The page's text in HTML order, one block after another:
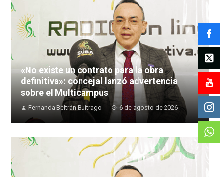
«No existe un contrato para la obra
definitiva»: concejal lanzó advertencia
sobre el Multicampus
Fernanda Beltrán Buitrago 6 de agosto de 2026